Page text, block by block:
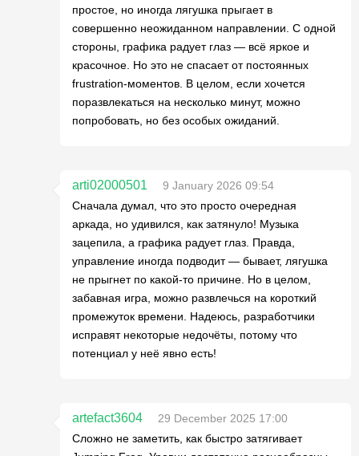
простое, но иногда лягушка прыгает в
совершенно неожиданном направлении. С одной
стороны, графика радует глаз — всё яркое и
красочное. Но это не спасает от постоянных
frustration-моментов. В целом, если хочется
поразвлекаться на несколько минут, можно
попробовать, но без особых ожиданий.
arti02000501
9 January 2026 09:54
Сначала думал, что это просто очередная
аркада, но удивился, как затянуло! Музыка
зацепила, а графика радует глаз. Правда,
управление иногда подводит — бывает, лягушка
не прыгнет по какой-то причине. Но в целом,
забавная игра, можно развлечься на короткий
промежуток времени. Надеюсь, разработчики
исправят некоторые недочёты, потому что
потенциал у неё явно есть!
artefact3604
29 December 2025 17:00
Сложно не заметить, как быстро затягивает